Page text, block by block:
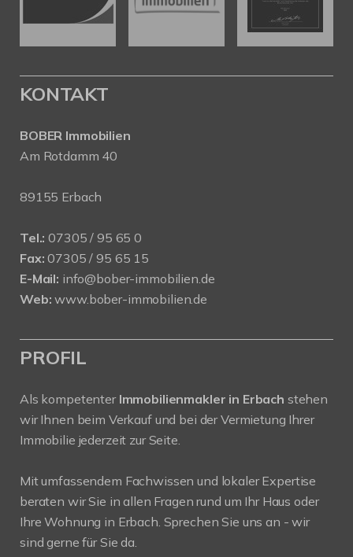
KONTAKT
BOBER Immobilien
Am Rotdamm 40
89155 Erbach
Tel.: 07305 / 95 65 0
Fax: 07305 / 95 65 15
E-Mail: info@bober-immobilien.de
Web: www.bober-immobilien.de
PROFIL
Als kompetenter Immobilienmakler in Erbach stehen
wir Ihnen beim Verkauf und bei der Vermietung Ihrer
Immobilie jederzeit zur Seite.
Mit umfassendem Fachwissen und lokaler Expertise
beraten wir Sie in allen Fragen rund um Ihr Haus oder
Ihre Wohnung in Erbach. Sprechen Sie uns an - wir
sind gerne für Sie da.